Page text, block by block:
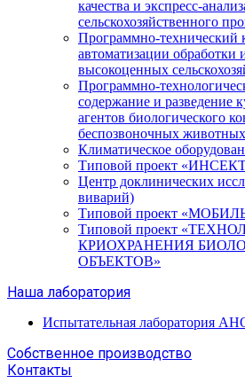
качества и экспресс-
сельскохозяйственного
Программно-технический
автоматизации обработки
высокоценных
Программно-
содержание и разведение
агентов биологического
беспозвоночных
Климатическое
Типовой проект
Центр доклинических
виварий)
Типовой проект
Типовой проект
КРИОХРАНЕНИЯ
ОБЪЕКТОВ»
Наша лаборатория
Испытательная лаборатория
Собственное производство
Контакты